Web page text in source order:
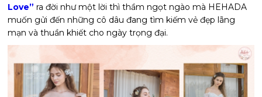
Love” ra đời như một lời thì thầm ngọt ngào mà HEHADA
muốn gửi đến những cô dâu đang tìm kiếm vẻ đẹp lãng
mạn và thuần khiết cho ngày trọng đại.